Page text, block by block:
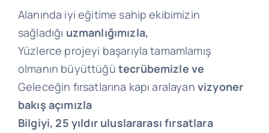
Alanında iyi eğitime sahip ekibimizin
sağladığı uzmanlığımızla,
Yüzlerce projeyi başarıyla tamamlamış
olmanın büyüttüğü tecrübemizle ve
Geleceğin fırsatlarına kapı aralayan vizyoner
bakış açımızla
Bilgiyi, 25 yıldır uluslararası fırsatlara